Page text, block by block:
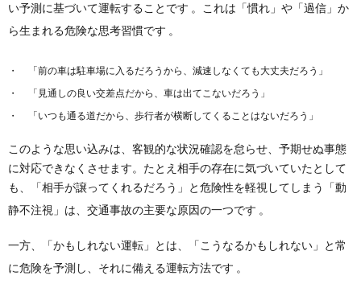
い予測に基づいて運転することです 。これは「慣れ」や「過信」か
ら生まれる危険な思考習慣です
「前の車は駐車場に入るだろうから、減速しなくても大丈夫だろう」
「見通しの良い交差点だから、車は出てこないだろう」
「いつも通る道だから、歩行者が横断してくることはないだろう」
このような思い込みは、客観的な状況確認を怠らせ、予期せぬ事態
に対応できなくさせます。たとえ相手の存在に気づいていたとして
も、「相手が譲ってくれるだろう」と危険性を軽視してしまう「動
静不注視」は、交通事故の主要な原因の一つです 。
一方、「かもしれない運転」とは、「こうなるかもしれない」と常
に危険を予測し、それに備える運転方法です 。